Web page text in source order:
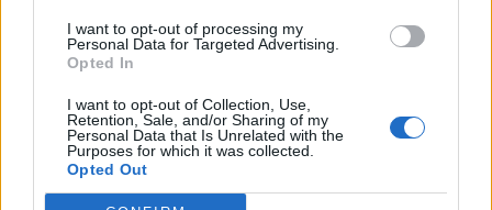
I want to opt-out of processing my
Personal Data for Targeted Advertising.
Opted In
I want to opt-out of Collection, Use,
Retention, Sale, and/or Sharing of my
Personal Data that Is Unrelated with the
Purposes for which it was collected.
Opted Out